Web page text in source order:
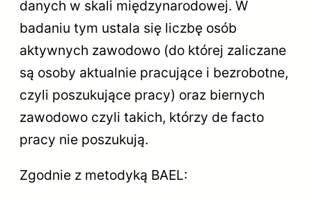
danych w skali międzynarodowej. W
badaniu tym ustala się liczbę osób
aktywnych zawodowo (do której zaliczane
są osoby aktualnie pracujące i bezrobotne,
czyli poszukujące pracy) oraz biernych
zawodowo czyli takich, którzy de facto
pracy nie poszukują.
Zgodnie z metodyką BAEL: